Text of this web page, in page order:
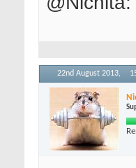
22nd August 2013,